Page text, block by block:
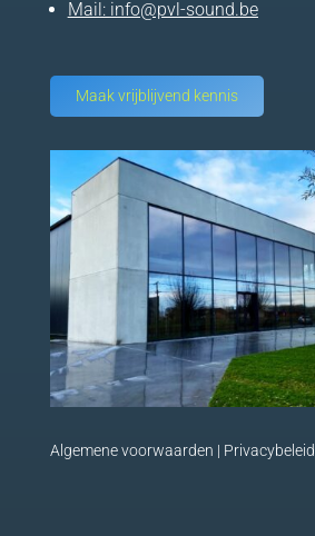
Mail: info@pvl-sound.be
Maak vrijblijvend kennis
Algemene voorwaarden | Privacybeleid